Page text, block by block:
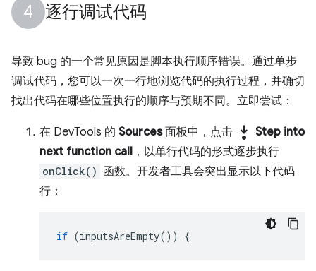
逐行调试代码
导致 bug 的一个常见原因是脚本执行顺序错误。通过单步
调试代码，您可以一次一行地浏览代码的执行过程，并确切
找出代码在哪些位置执行的顺序与预期不同。立即尝试：
在 DevTools 的 Sources面板中，点击 step_into Step into
next function call ，以单行代码的形式逐步执行
onClick() 函数。开发者工具会突出显示以下代码
行：
if (inputsAreEmpty()) {